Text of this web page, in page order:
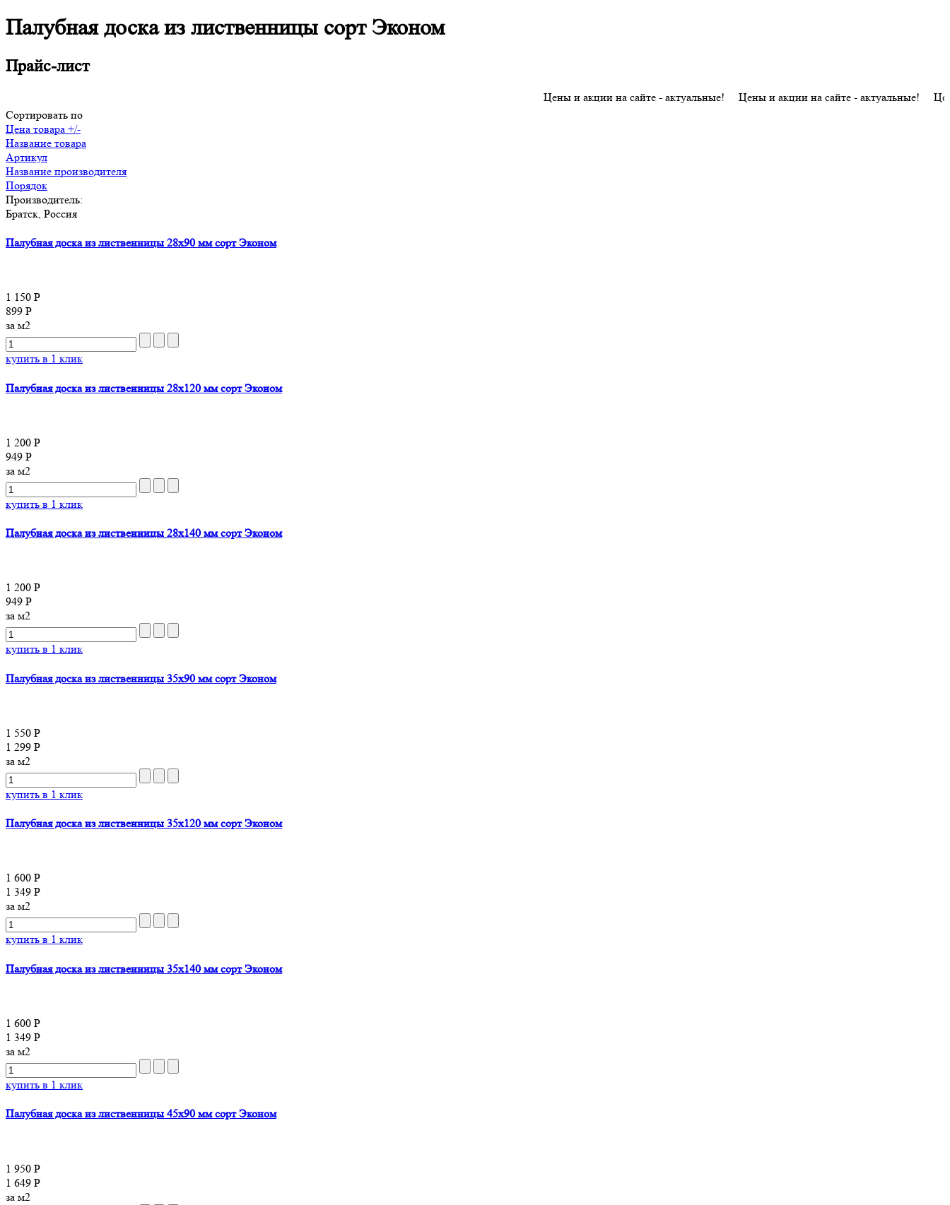
Палубная доска из лиственницы сорт Эконом
Прайс-лист
Цены и акции на сайте - актуальные! Цены и акции на сайте - актуальные! Цены и
Сортировать по
Цена товара +/-
Название товара
Артикул
Название производителя
Порядок
Производитель:
Братск, Россия
Палубная доска из лиственницы 28x90 мм сорт Эконом
1 150 Р
899 Р
за м2
купить в 1 клик
Палубная доска из лиственницы 28x120 мм сорт Эконом
1 200 Р
949 Р
за м2
купить в 1 клик
Палубная доска из лиственницы 28x140 мм сорт Эконом
1 200 Р
949 Р
за м2
купить в 1 клик
Палубная доска из лиственницы 35x90 мм сорт Эконом
1 550 Р
1 299 Р
за м2
купить в 1 клик
Палубная доска из лиственницы 35x120 мм сорт Эконом
1 600 Р
1 349 Р
за м2
купить в 1 клик
Палубная доска из лиственницы 35x140 мм сорт Эконом
1 600 Р
1 349 Р
за м2
купить в 1 клик
Палубная доска из лиственницы 45x90 мм сорт Эконом
1 950 Р
1 649 Р
за м2